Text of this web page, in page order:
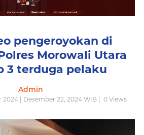
pengeroyokan di
Morowali Utara
3 terduga pelaku
Admin
| Desember 22, 2024 WIB | 0Views